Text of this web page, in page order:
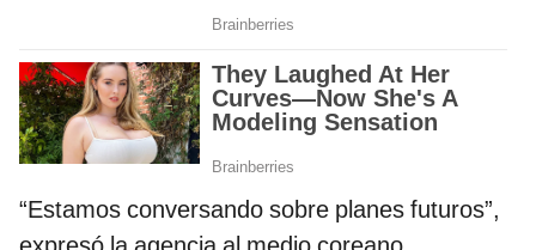
“Estamos conversando sobre planes futuros”,